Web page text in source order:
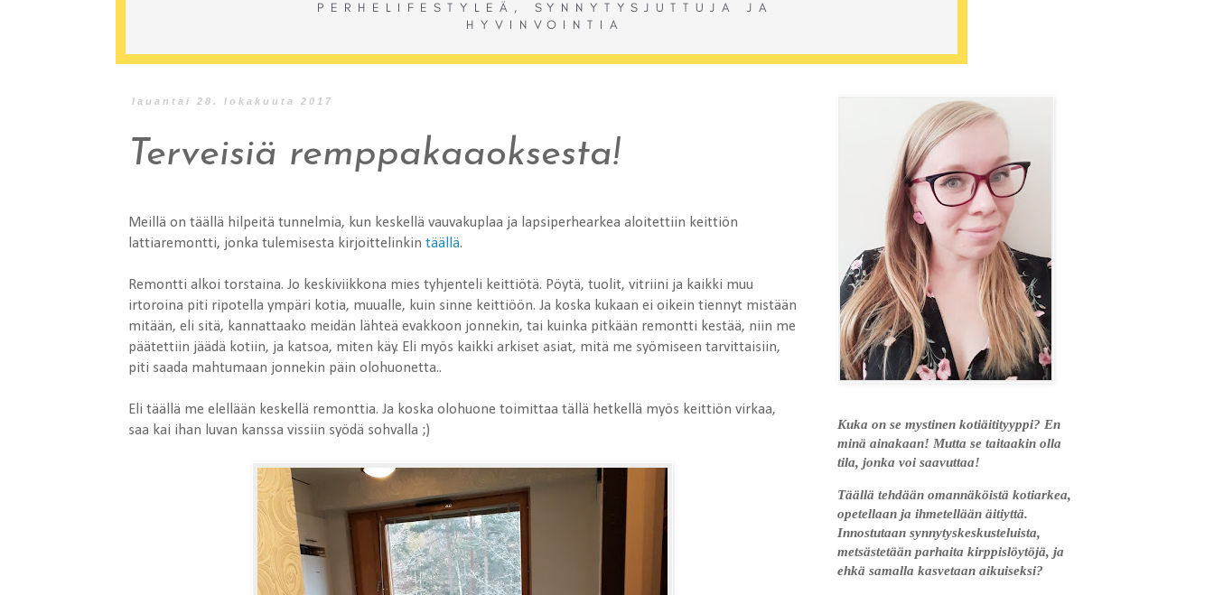
lauantai 28. lokakuuta 2017
Terveisiä remppakaaoksesta!
Meillä on täällä hilpeitä tunnelmia, kun keskellä vauvakuplaa ja lapsiperhearkea aloitettiin keittiön
lattiaremontti, jonka tulemisesta kirjoittelinkin täällä.
Remontti alkoi torstaina. Jo keskiviikkona mies tyhjenteli keittiötä. Pöytä, tuolit, vitriini ja kaikki muu
irtoroina piti ripotella ympäri kotia, muualle, kuin sinne keittiöön. Ja koska kukaan ei oikein tiennyt mistään
mitään, eli sitä, kannattaako meidän lähteä evakkoon jonnekin, tai kuinka pitkään remontti kestää, niin me
päätettiin jäädä kotiin, ja katsoa, miten käy. Eli myös kaikki arkiset asiat, mitä me syömiseen tarvittaisiin,
piti saada mahtumaan jonnekin päin olohuonetta..
Eli täällä me elellään keskellä remonttia. Ja koska olohuone toimittaa tällä hetkellä myös keittiön virkaa,
saa kai ihan luvan kanssa vissiin syödä sohvalla ;)
Kuka on se mystinen kotiäitityyppi? En
minä ainakaan! Mutta se taitaakin olla
tila, jonka voi saavuttaa!
Täällä tehdään omannäköistä kotiarkea,
opetellaan ja ihmetellään äitiyttä.
Innostutaan synnytyskeskusteluista,
metsästetään parhaita kirppislöytöjä, ja
ehkä samalla kasvetaan aikuiseksi?